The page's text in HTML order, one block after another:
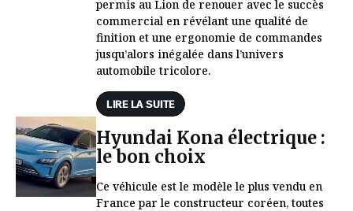
permis au Lion de renouer avec le succès
commercial en révélant une qualité de
finition et une ergonomie de commandes
jusqu’alors inégalée dans l’univers
automobile tricolore.
LIRE LA SUITE
Hyundai Kona électrique :
le bon choix
Ce véhicule est le modèle le plus vendu en
France par le constructeur coréen, toutes